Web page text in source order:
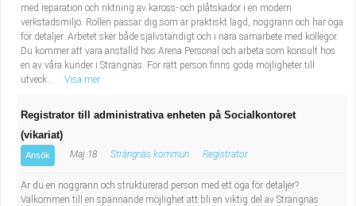
med reparation och riktning av kaross- och plåtskador i en modern
verkstadsmiljö. Rollen passar dig som är praktiskt lagd, noggrann och har öga
för detaljer. Arbetet sker både självständigt och i nära samarbete med kollegor.
Du kommer att vara anställd hos Arena Personal och arbeta som konsult hos
en av våra kunder i Strängnäs. För rätt person finns goda möjligheter till
utveck...
Visa mer
Registrator till administrativa enheten på Socialkontoret
(vikariat)
Ansök Maj 18 Strängnäs kommun Registrator
Är du en noggrann och strukturerad person med ett öga för detaljer?
Välkommen till en spännande möjlighet att bli en viktig del av Strängnäs